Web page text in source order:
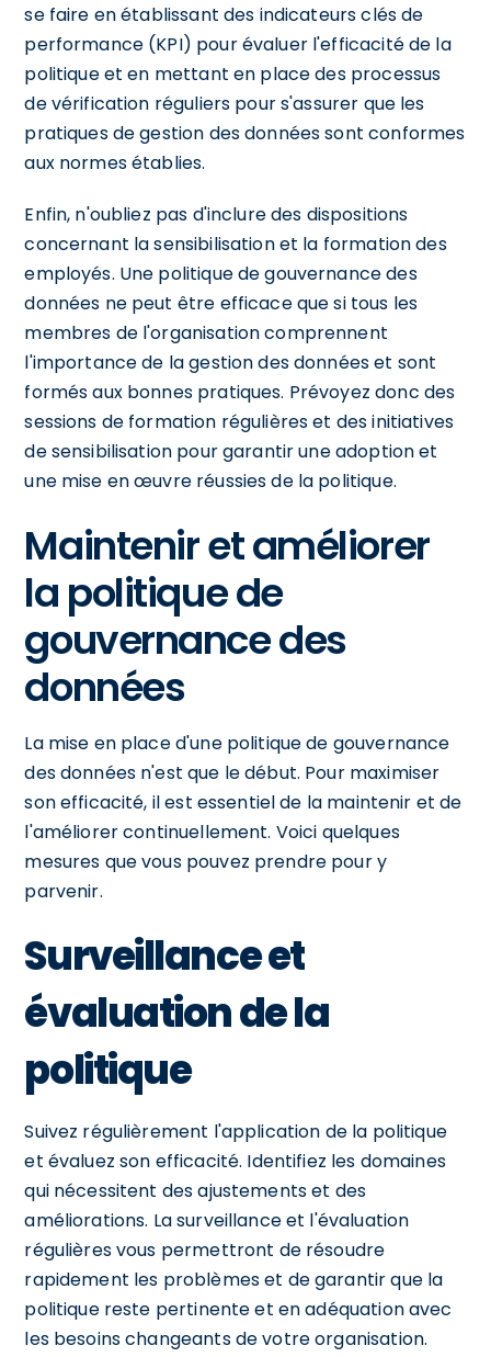
se faire en établissant des indicateurs clés de
performance (KPI) pour évaluer l'efficacité de la
politique et en mettant en place des processus
de vérification réguliers pour s'assurer que les
pratiques de gestion des données sont conformes
aux normes établies.
Enfin, n'oubliez pas d'inclure des dispositions
concernant la sensibilisation et la formation des
employés. Une politique de gouvernance des
données ne peut être efficace que si tous les
membres de l'organisation comprennent
l'importance de la gestion des données et sont
formés aux bonnes pratiques. Prévoyez donc des
sessions de formation régulières et des initiatives
de sensibilisation pour garantir une adoption et
une mise en œuvre réussies de la politique.
Maintenir et améliorer
la politique de
gouvernance des
données
La mise en place d'une politique de gouvernance
des données n'est que le début. Pour maximiser
son efficacité, il est essentiel de la maintenir et de
l'améliorer continuellement. Voici quelques
mesures que vous pouvez prendre pour y
parvenir.
Surveillance et
évaluation de la
politique
Suivez régulièrement l'application de la politique
et évaluez son efficacité. Identifiez les domaines
qui nécessitent des ajustements et des
améliorations. La surveillance et l'évaluation
régulières vous permettront de résoudre
rapidement les problèmes et de garantir que la
politique reste pertinente et en adéquation avec
les besoins changeants de votre organisation.